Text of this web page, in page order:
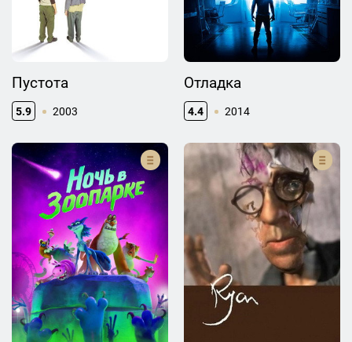
Пустота
5.9 2003
Отладка
4.4 2014